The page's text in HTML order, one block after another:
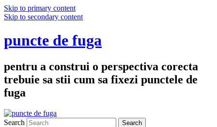
Skip to primary content
Skip to secondary content
puncte de fuga
pentru a construi o perspectiva corecta
trebuie sa stii cum sa fixezi punctele de
fuga
Search